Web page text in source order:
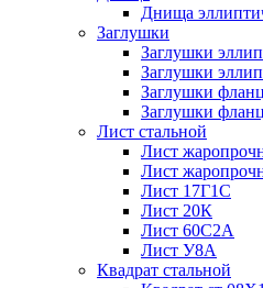
Днища
Заглушки
Заглушки
Заглушки
Заглушки
Заглушки
Лист стальной
Лист
Лист
Лист 17Г1С
Лист 20К
Лист 60С2А
Лист У8А
Квадрат стальной